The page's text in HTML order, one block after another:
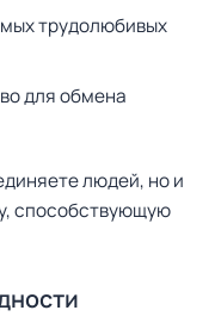
трудолюбивых
для обмена
людей, но и
способствующую